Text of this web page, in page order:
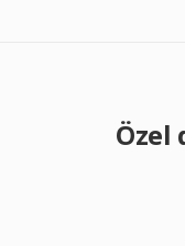
Özel